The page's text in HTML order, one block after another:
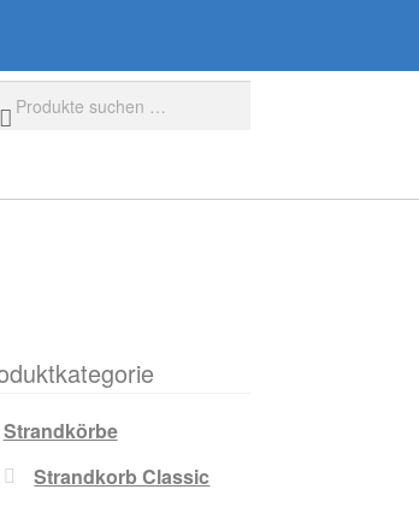
Strandkörbe
Strandkorb Classic